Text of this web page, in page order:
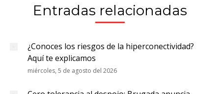
Entradas relacionadas
¿Conoces los riesgos de la hiperconectividad?
Aquí te explicamos
miércoles, 5 de agosto del 2026